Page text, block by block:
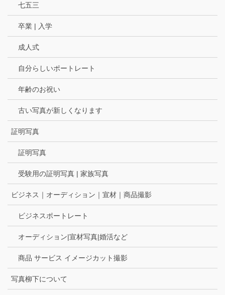
七五三
卒業 | 入学
成人式
自分らしいポートレート
年齢のお祝い
古い写真が新しくなります
証明写真
証明写真
受験用の証明写真 | 家族写真
ビジネス｜オーディション｜宣材｜商品撮影
ビジネスポートレート
オーディション|宣材写真|婚活など
商品 サービス イメージカット撮影
写真柳下について